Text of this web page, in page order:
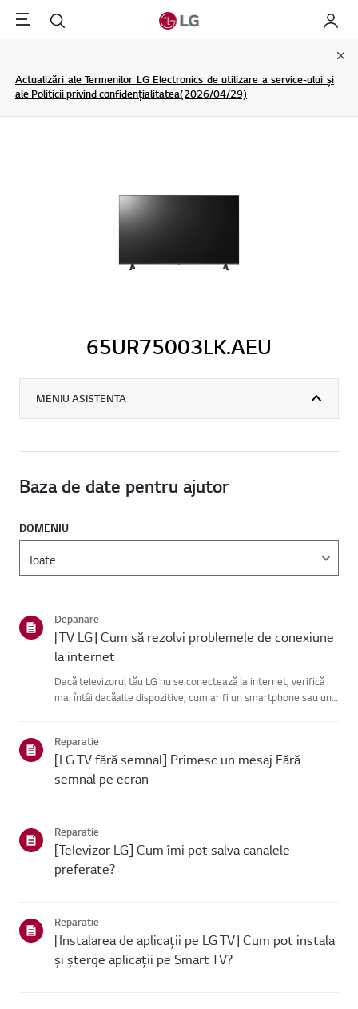
Menu Cautare My LG
Actualizări ale Termenilor LG Electronics de utilizare a service-ului și
ale Politicii privind confidențialitatea(2026/04/29)
65UR75003LK.AEU
MENIU ASISTENTA
Baza de date pentru ajutor
DOMENIU
Depanare
[TV LG] Cum să rezolvi problemele de conexiune
la internet
Dacă televizorul tău LG nu se conectează la internet, verifică
mai întâi dacăalte dispozitive, cum ar fi un smartphone sau un
Reparatie
[LG TV fără semnal] Primesc un mesaj Fără
semnal pe ecran
Reparatie
[Televizor LG] Cum îmi pot salva canalele
preferate?
Reparatie
[Instalarea de aplicații pe LG TV] Cum pot instala
și șterge aplicații pe Smart TV?